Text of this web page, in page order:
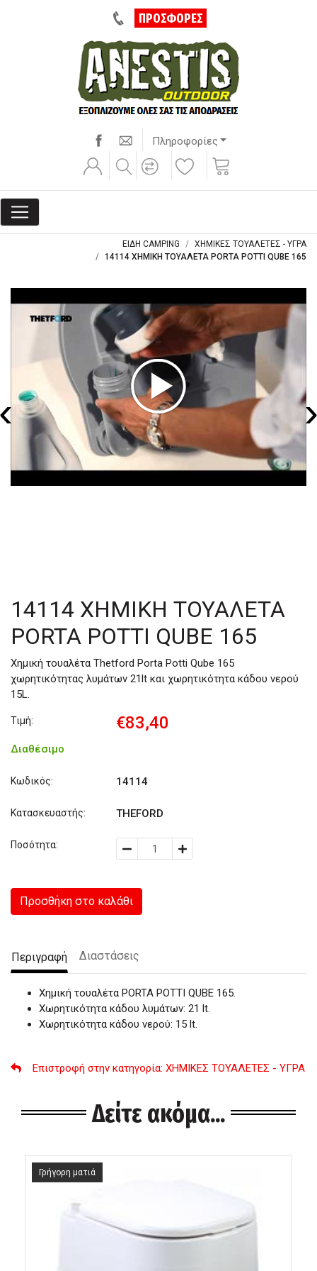
ΠΡΟΣΦΟΡΕΣ
Πληροφορίες
ΕΙΔΗ CAMPING
ΧΗΜΙΚΕΣ ΤΟΥΑΛΕΤΕΣ - ΥΓΡΑ
14114 ΧΗΜΙΚΗ ΤΟΥΑΛΕΤΑ PORTA POTTI QUBE 165
14114 ΧΗΜΙΚΗ ΤΟΥΑΛΕΤΑ
PORTA POTTI QUBE 165
Χημική τουαλέτα Thetford Porta Potti Qube 165
χωρητικότητας λυμάτων 21lt και χωρητικότητα κάδου νερού
15L.
Τιμή: €83,40
Διαθέσιμο
Κωδικός: 14114
Κατασκευαστής: THEFORD
Ποσότητα:
Προσθήκη στο καλάθι
Περιγραφή Διαστάσεις
Χημική τουαλέτα PORTA POTTI QUBE 165.
Χωρητικότητα κάδου λυμάτων: 21 lt.
Χωρητικότητα κάδου νερού: 15 lt.
Επιστροφή στην κατηγορία: ΧΗΜΙΚΕΣ ΤΟΥΑΛΕΤΕΣ - ΥΓΡΑ
Δείτε ακόμα...
Γρήγορη ματιά